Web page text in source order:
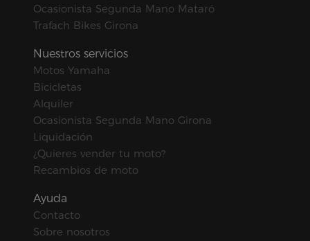
Ocasionista Segunda Mano Mataró
Trafach Bikes Girona
Nuestros servicios
Motos Yamaha
Bicicletas
Alquiler
Ocasionista Segunda Mano Girona
Liquidación
¿Quieres vender tu moto?
Recambios de moto
Ayuda
Contacto
Sobre nosotros